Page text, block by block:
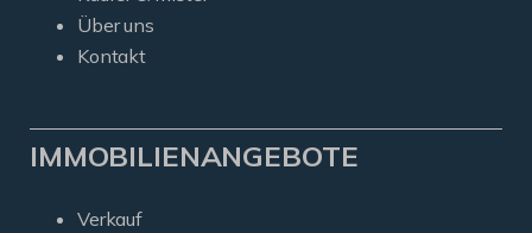
Über uns
Kontakt
IMMOBILIENANGEBOTE
Verkauf